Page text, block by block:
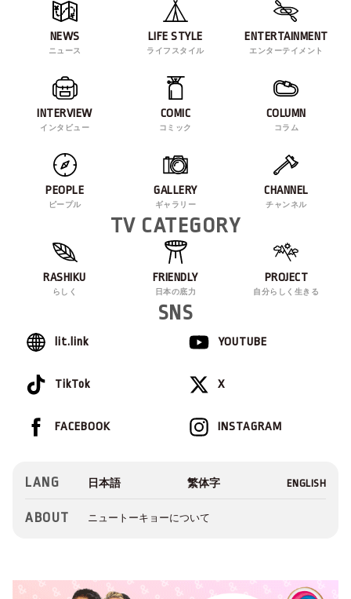
NEWS
ニュース
LIFE STYLE
ライフスタイル
ENTERTAINMENT
エンターテイメント
INTERVIEW
インタビュー
COMIC
コミック
COLUMN
コラム
PEOPLE
ピープル
GALLERY
ギャラリー
CHANNEL
チャンネル
TV CATEGORY
RASHIKU
らしく
FRIENDLY
日本の底力
PROJECT
自分らしく生きる
SNS
lit.link YOUTUBE
TikTok X
INSTAGRAM
FACEBOOK
LANG
ABOUT ニュートーキョーについて